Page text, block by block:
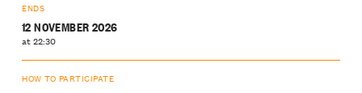
ENDS
12 NOVEMBER 2026
at 22:30
HOW TO PARTICIPATE